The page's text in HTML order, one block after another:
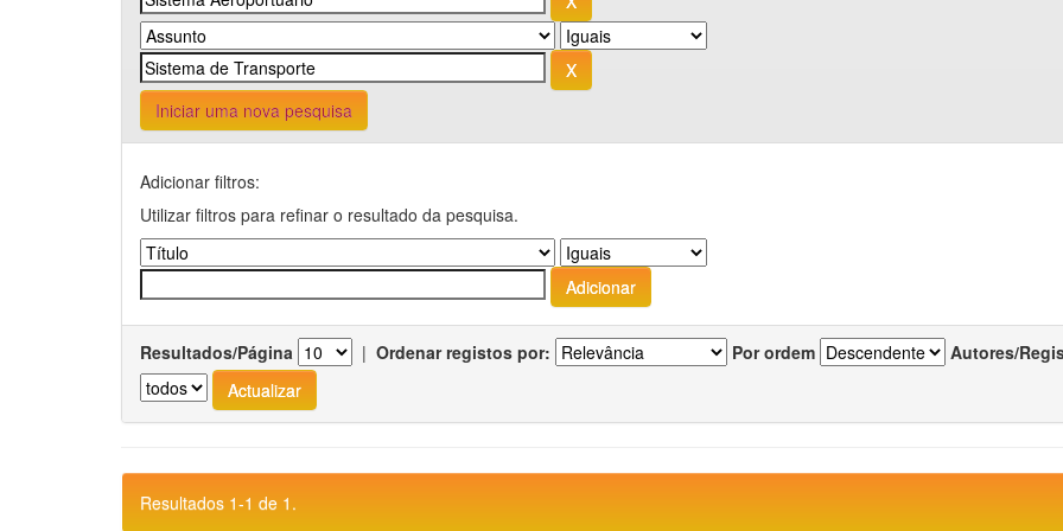
Iniciar uma nova pesquisa
Adicionar filtros:
Utilizar filtros para refinar o resultado da pesquisa.
Resultados/Página | Ordenar registos por: Por ordem Autores/
Resultados 1-1 de 1.